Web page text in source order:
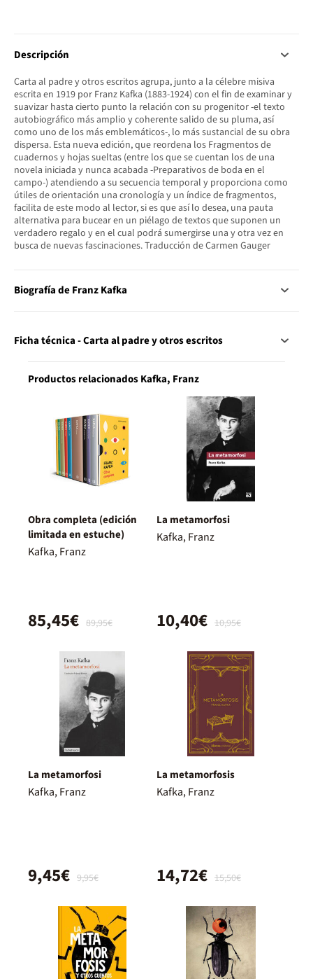
Descripción
Carta al padre y otros escritos agrupa, junto a la célebre misiva
escrita en 1919 por Franz Kafka (1883-1924) con el fin de examinar y
suavizar hasta cierto punto la relación con su progenitor -el texto
autobiográfico más amplio y coherente salido de su pluma, así
como uno de los más emblemáticos-, lo más sustancial de su obra
dispersa. Esta nueva edición, que reordena los Fragmentos de
cuadernos y hojas sueltas (entre los que se cuentan los de una
novela iniciada y nunca acabada -Preparativos de boda en el
campo-) atendiendo a su secuencia temporal y proporciona como
útiles de orientación una cronología y un índice de fragmentos,
facilita de este modo al lector, si es que así lo desea, una pauta
alternativa para bucear en un piélago de textos que suponen un
verdadero regalo y en el cual podrá sumergirse una y otra vez en
busca de nuevas fascinaciones. Traducción de Carmen Gauger
Biografía de Franz Kafka
Ficha técnica - Carta al padre y otros escritos
Productos relacionados Kafka, Franz
Obra completa (edición
limitada en estuche)
Kafka, Franz
89,95€
85,45€
La metamorfosi
Kafka, Franz
10,95€
10,40€
La metamorfosi
Kafka, Franz
9,95€
9,45€
La metamorfosis
Kafka, Franz
15,50€
14,72€